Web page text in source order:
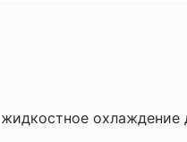
жидкостное охлаждение